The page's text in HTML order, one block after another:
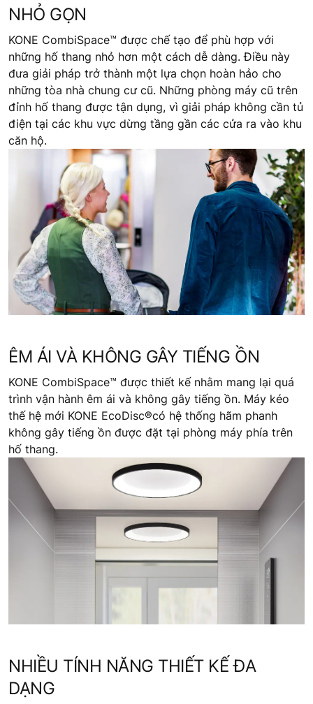
NHỎ GỌN
KONE CombiSpace™ được chế tạo để phù hợp với
những hố thang nhỏ hơn một cách dễ dàng. Điều này
đưa giải pháp trở thành một lựa chọn hoàn hảo cho
những tòa nhà chung cư cũ. Những phòng máy cũ trên
đỉnh hố thang được tận dụng, vì giải pháp không cần tủ
điện tại các khu vực dừng tầng gần các cửa ra vào khu
căn hộ.
ÊM ÁI VÀ KHÔNG GÂY TIẾNG ỒN
KONE CombiSpace™ được thiết kế nhằm mang lại quá
trình vận hành êm ái và không gây tiếng ồn. Máy kéo
thế hệ mới KONE EcoDisc®có hệ thống hãm phanh
không gây tiếng ồn được đặt tại phòng máy phía trên
hố thang.
NHIỀU TÍNH NĂNG THIẾT KẾ ĐA
DẠNG